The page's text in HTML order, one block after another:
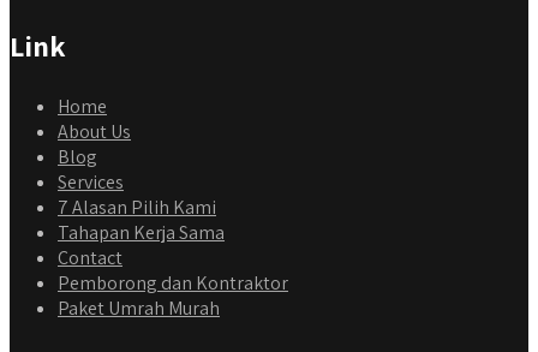
Link
Home
About Us
Blog
Services
7 Alasan Pilih Kami
Tahapan Kerja Sama
Contact
Pemborong dan Kontraktor
Paket Umrah Murah